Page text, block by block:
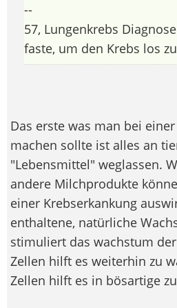
--
57, Lungenkrebs
faste, um den Krebs los
Das erste was man bei
machen sollte ist alles an
"Lebensmittel" weglassen.
andere Milchprodukte
einer Krebserkankung
enthaltene, natürliche
stimuliert das wachstum
Zellen hilft es weiterhin zu
Zellen hilft es in bösartige